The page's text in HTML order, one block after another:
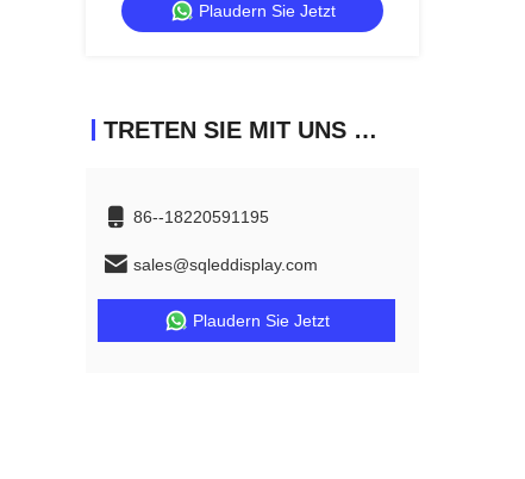
professionelle Veranstaltungen
Plaudern Sie Jetzt
TRETEN SIE MIT UNS IN VERBINDUNG
86--18220591195
sales@sqleddisplay.com
Plaudern Sie Jetzt